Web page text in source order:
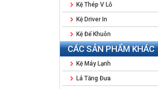
Kệ Thép V Lỗ
Kệ Driver In
Kệ Để Khuôn
CÁC SẢN PHẨM KHÁC
Kệ Máy Lạnh
Lá Tăng Đưa